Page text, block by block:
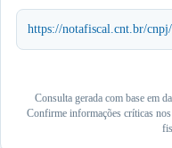
https://notafiscal.cnt.br/
Consulta gerada com base em
Confirme informações críticas